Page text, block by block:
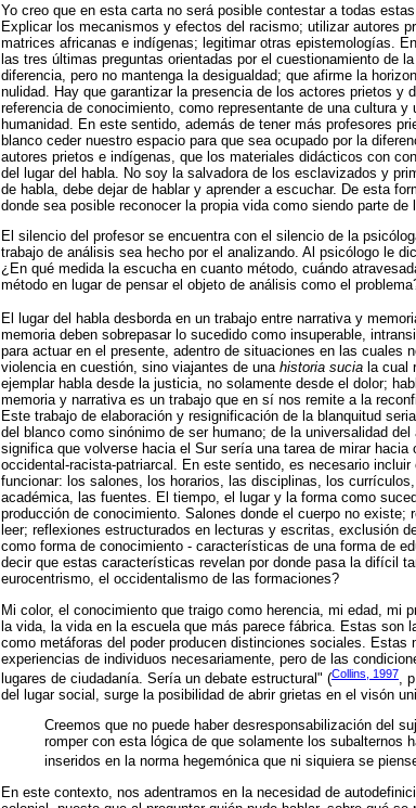
Yo creo que en esta carta no será posible contestar a todas
Explicar los mecanismos y efectos del racismo; utilizar autores
matrices africanas e indígenas; legitimar otras epistemologías.
las tres últimas preguntas orientadas por el cuestionamiento de
diferencia, pero no mantenga la desigualdad; que afirme la
nulidad. Hay que garantizar la presencia de los actores prietos
referencia de conocimiento, como representante de una cultura
humanidad. En este sentido, además de tener más profesores
blanco ceder nuestro espacio para que sea ocupado por la
autores prietos e indígenas, que los materiales didácticos con
del lugar del habla. No soy la salvadora de los esclavizados y
de habla, debe dejar de hablar y aprender a escuchar. De esta
donde sea posible reconocer la propia vida como siendo parte de
El silencio del profesor se encuentra con el silencio de la
trabajo de análisis sea hecho por el analizando. Al psicólogo le
¿En qué medida la escucha en cuanto método, cuándo
método en lugar de pensar el objeto de análisis como el
El lugar del habla desborda en un trabajo entre narrativa y
memoria deben sobrepasar lo sucedido como insuperable,
para actuar en el presente, adentro de situaciones en las
violencia en cuestión, sino viajantes de una historia sucia la cual
ejemplar habla desde la justicia, no solamente desde el dolor;
memoria y narrativa es un trabajo que en sí nos remite a la
Este trabajo de elaboración y resignificación de la blanquitud
del blanco como sinónimo de ser humano; de la universalidad
significa que volverse hacia el Sur sería una tarea de mirar
occidental-racista-patriarcal. En este sentido, es necesario
funcionar: los salones, los horarios, las disciplinas, los
académica, las fuentes. El tiempo, el lugar y la forma como
producción de conocimiento. Salones donde el cuerpo no
leer; reflexiones estructurados en lecturas y escritas, exclusión
como forma de conocimiento - características de una forma de
decir que estas características revelan por donde pasa la difícil
eurocentrismo, el occidentalismo de las formaciones?
Mi color, el conocimiento que traigo como herencia, mi edad, mi
la vida, la vida en la escuela que más parece fábrica. Estas son
como metáforas del poder producen distinciones sociales.
experiencias de individuos necesariamente, pero de las
lugares de ciudadanía. Sería un debate estructural" (Collins, 1997
,
del lugar social, surge la posibilidad de abrir grietas en el visón
Creemos que no puede haber desresponsabilización del
romper con esta lógica de que solamente los subalternos
inseridos en la norma hegemónica que ni siquiera se
En este contexto, nos adentramos en la necesidad de